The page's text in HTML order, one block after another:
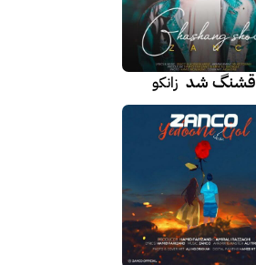
قشنگ شد زانکو